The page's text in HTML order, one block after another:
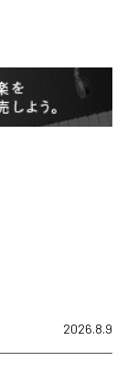
2026.8.9